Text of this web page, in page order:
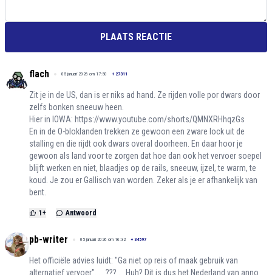
PLAATS REACTIE
flach 05 januari 2026 om 17:50 + 27311
Zit je in de US, dan is er niks ad hand. Ze rijden volle por dwars door
zelfs bonken sneeuw heen.
Hier in IOWA: https://www.youtube.com/shorts/QMNXRHhqzGs
En in de O-bloklanden trekken ze gewoon een zware lock uit de
stalling en die rijdt ook dwars overal doorheen. En daar hoor je
gewoon als land voor te zorgen dat hoe dan ook het vervoer soepel
blijft werken en niet, blaadjes op de rails, sneeuw, ijzel, te warm, te
koud. Je zou er Gallisch van worden. Zeker als je er afhankelijk van
bent.
1 + Antwoord
pb-writer 05 januari 2026 om 16:32 + 34597
Het officiële advies luidt: "Ga niet op reis of maak gebruik van
alternatief vervoer". . . ??? . . Huh? Dit is dus het Nederland van anno